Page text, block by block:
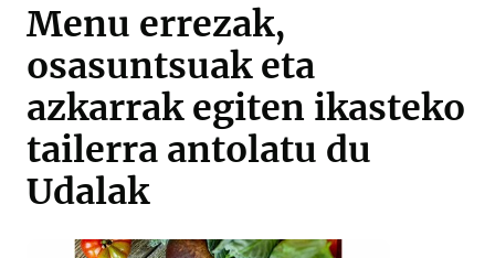
Menu errezak,
osasuntsuak eta
azkarrak egiten ikasteko
tailerra antolatu du
Udalak